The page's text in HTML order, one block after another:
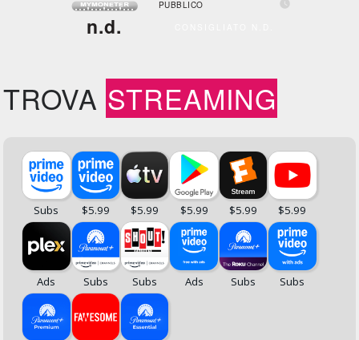
n.d.
PUBBLICO 
TROVA STREAMING